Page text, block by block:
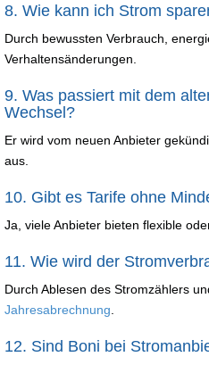
8. Wie kann ich Strom
Durch bewussten Verbrauch,
Verhaltensänderungen.
9. Was passiert mit dem
Wechsel?
Er wird vom neuen Anbieter
aus.
10. Gibt es Tarife ohne
Ja, viele Anbieter bieten flexible
11. Wie wird der
Durch Ablesen des Stromzählers
Jahresabrechnung
12. Sind Boni bei